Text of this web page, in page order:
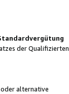
der Qualifizierten
alternative